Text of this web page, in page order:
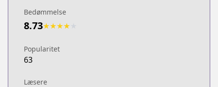
Bedømmelse
8.73★★★★
Popularitet
63
Læsere